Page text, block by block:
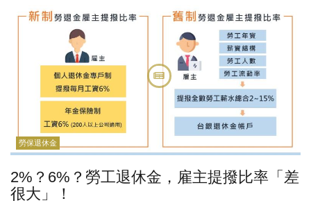
勞保退休金
2%？6%？勞工退休金，雇主提撥比率「差
很大」！